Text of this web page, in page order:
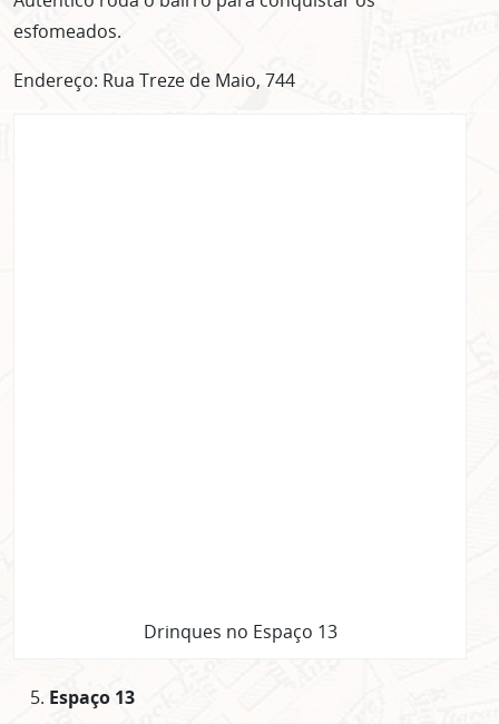
esfomeados.
Endereço: Rua Treze de Maio, 744
Drinques no Espaço 13
Espaço 13
ASSINE GRATUITAMENTE
Clique no botão abaixo para receber notícias sobre o